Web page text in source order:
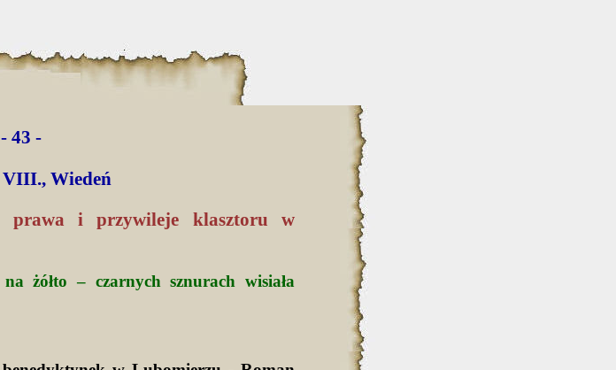
- 43 -
VIII., Wiedeń
prawa i przywileje klasztoru w
żółto – czarnych sznurach wisiała